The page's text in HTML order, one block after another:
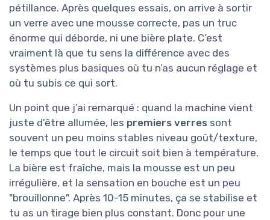
pétillance. Après quelques essais, on arrive à sortir
un verre avec une mousse correcte, pas un truc
énorme qui déborde, ni une bière plate. C’est
vraiment là que tu sens la différence avec des
systèmes plus basiques où tu n’as aucun réglage et
où tu subis ce qui sort.
Un point que j’ai remarqué : quand la machine vient
juste d’être allumée, les premiers verres sont
souvent un peu moins stables niveau goût/texture,
le temps que tout le circuit soit bien à température.
La bière est fraîche, mais la mousse est un peu
irrégulière, et la sensation en bouche est un peu
"brouillonne". Après 10-15 minutes, ça se stabilise et
tu as un tirage bien plus constant. Donc pour une